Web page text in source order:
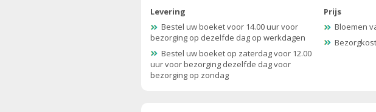
Levering
Bestel uw boeket voor 14.00 uur voor
bezorging op dezelfde dag op werkdagen
Bestel uw boeket op zaterdag voor 12.00
uur voor bezorging dezelfde dag voor
bezorging op zondag
Prijs
Bloemen